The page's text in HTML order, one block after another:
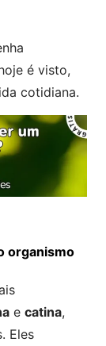
é visto,
cotidiana.
organismo
e catina,
Eles